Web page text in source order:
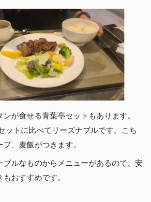
が食せる青葉亭セットもあります。
ットに比べてリーズナブルです。こち
、麦飯がつきます。
ブルなものからメニューがあるので、安
おすすめです。